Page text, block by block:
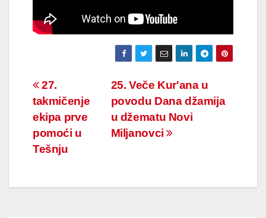
Navigacija
članaka
25. Veče Kur'ana u
povodu Dana džamija
u džematu Novi
Miljanovci
27.
takmičenje
ekipa prve
pomoći u
Tešnju